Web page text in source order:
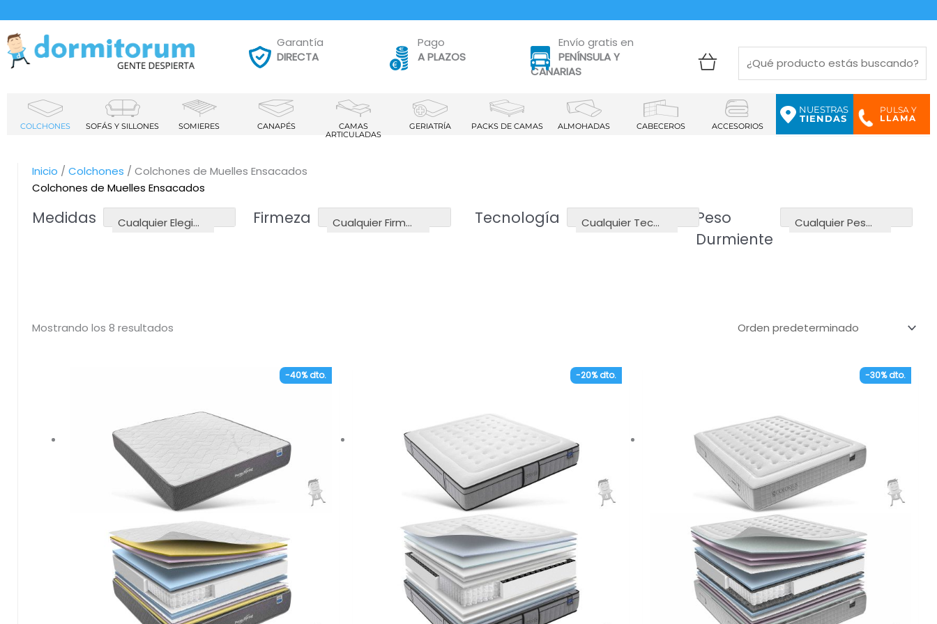
Garantía
DIRECTA
Pago
A PLAZOS
Envío gratis en
PENÍNSULA Y
CANARIAS
COLCHONES SOFÁS Y SILLONES SOMIERES CANAPÉS
CAMAS
ARTICULADAS
GERIATRÍA PACKS DE CAMAS ALMOHADAS CABECEROS ACCESORIOS
NUESTRAS
TIENDAS
PULSA Y
LLAMA
Inicio / Colchones / Colchones de Muelles Ensacados
Colchones de Muelles Ensacados
Medidas Cualquier Elegir Medidas Firmeza Cualquier Firmeza Tecnología Cualquier Tecnología
Peso
Durmiente
Cualquier Peso del Durmiente
Mostrando los 8 resultados
-40% dto. -20% dto. -30% dto.